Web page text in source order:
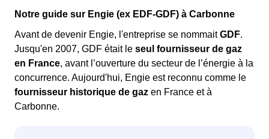
Notre guide sur Engie (ex EDF-GDF) à Carbonne
Avant de devenir Engie, l'entreprise se nommaitGDF.
Jusqu'en 2007, GDF était le seul fournisseur de gaz
en France, avant l’ouverture du secteur de l’énergie à la
concurrence. Aujourd'hui, Engie est reconnu comme le
fournisseur historique de gaz en France et à
Carbonne.